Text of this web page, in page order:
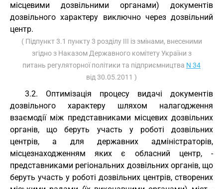
місцевими дозвільними органами) документів
дозвільного характеру виключно через дозвільний
центр.
( Підпункт 3.1 пункту 3 розділу III із змінами, внесеними
згідно з Наказом Державного комітету України з
питань регуляторної політики та підприємництва N 34
від 30.05.2011 )
3.2. Оптимізація процесу видачі документів
дозвільного характеру шляхом налагодження
взаємодії між представниками місцевих дозвільних
органів, що беруть участь у роботі дозвільних
центрів, а для державних адміністраторів,
місцезнаходженням яких є обласний центр, -
представниками регіональних дозвільних органів, що
беруть участь у роботі дозвільних центрів, створених